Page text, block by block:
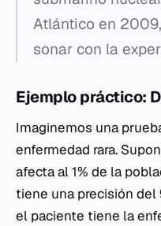
Atlántico en
sonar con la
Ejemplo práctico:
Imaginemos una
enfermedad rara.
afecta al 1% de la
tiene una precisión del
el paciente tiene la